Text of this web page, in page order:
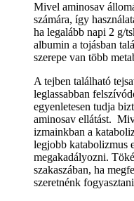
Mivel aminosav
számára, így
ha legalább napi 2 g/
albumin a tojásban
szerepe van több
A tejben található
leglassabban
egyenletesen tudja
aminosav ellátást.
izmainkban a
legjobb katabolizmus
megakadályozni.
szakaszában, ha
szeretnénk